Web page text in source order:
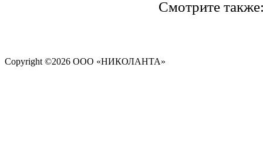
Смотрите
Copyright ©2026 ООО «НИКОЛАНТА»